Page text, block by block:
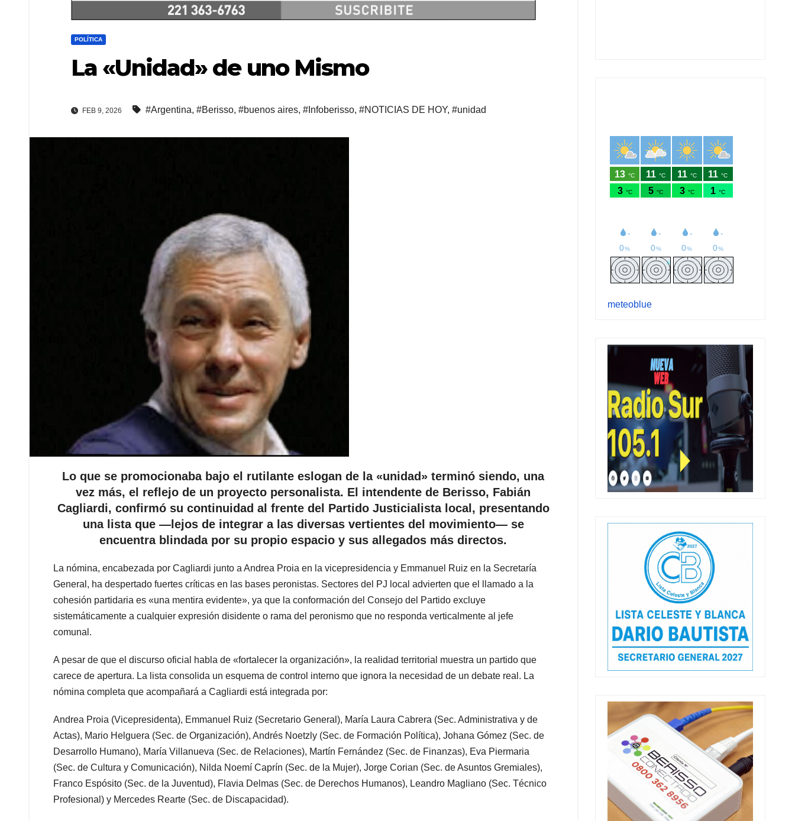
POLÍTICA
La «Unidad» de uno Mismo
FEB 9, 2026 #Argentina, #Berisso, #buenos aires, #Infoberisso, #NOTICIAS DE HOY, #unidad
Lo que se promocionaba bajo el rutilante eslogan de la «unidad» terminó siendo, una
vez más, el reflejo de un proyecto personalista. El intendente de Berisso, Fabián
Cagliardi, confirmó su continuidad al frente del Partido Justicialista local, presentando
una lista que —lejos de integrar a las diversas vertientes del movimiento— se
encuentra blindada por su propio espacio y sus allegados más directos.
La nómina, encabezada por Cagliardi junto a Andrea Proia en la vicepresidencia y Emmanuel Ruiz en la Secretaría
General, ha despertado fuertes críticas en las bases peronistas. Sectores del PJ local advierten que el llamado a la
cohesión partidaria es «una mentira evidente», ya que la conformación del Consejo del Partido excluye
sistemáticamente a cualquier expresión disidente o rama del peronismo que no responda verticalmente al jefe
comunal.
A pesar de que el discurso oficial habla de «fortalecer la organización», la realidad territorial muestra un partido que
carece de apertura. La lista consolida un esquema de control interno que ignora la necesidad de un debate real. La
nómina completa que acompañará a Cagliardi está integrada por:
Andrea Proia (Vicepresidenta), Emmanuel Ruiz (Secretario General), María Laura Cabrera (Sec. Administrativa y de
Actas), Mario Helguera (Sec. de Organización), Andrés Noetzly (Sec. de Formación Política), Johana Gómez (Sec. de
Desarrollo Humano), María Villanueva (Sec. de Relaciones), Martín Fernández (Sec. de Finanzas), Eva Piermaria
(Sec. de Cultura y Comunicación), Nilda Noemí Caprín (Sec. de la Mujer), Jorge Corian (Sec. de Asuntos Gremiales),
Franco Espósito (Sec. de la Juventud), Flavia Delmas (Sec. de Derechos Humanos), Leandro Magliano (Sec. Técnico
Profesional) y Mercedes Rearte (Sec. de Discapacidad).
meteoblue